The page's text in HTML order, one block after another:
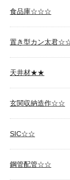
食品庫☆☆☆
置き型カン太君
天井材★★
玄関収納造作☆☆
SIC☆☆
鋼管配管☆☆